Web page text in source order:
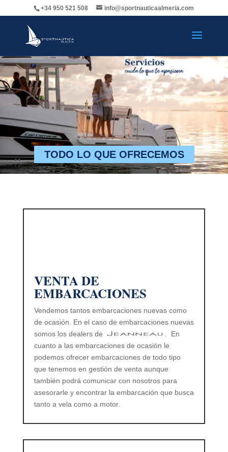
+34 950 521 508 info@sportnauticaalmeria.com
TODO LO QUE OFRECEMOS
VENTA DE
EMBARCACIONES
Vendemos tantos embarcaciones nuevas como
de ocasión. En el caso de embarcaciones nuevas
somos los dealers de
. En
cuanto a las embarcaciones de ocasión le
podemos ofrecer embarcaciones de todo tipo
que tenemos en gestión de venta aunque
también podrá comunicar con nosotros para
asesorarle y encontrar la embarcación que busca
tanto a vela como a motor.